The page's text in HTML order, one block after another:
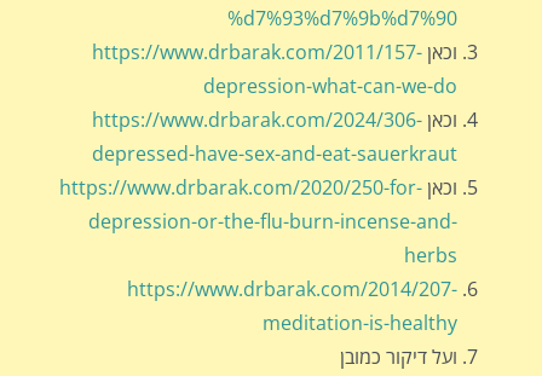
%d7%93%d7%9b%d7%90
וכאן https://www.drbarak.com/2011/157-
depression-what-can-we-do
וכאן https://www.drbarak.com/2024/306-
depressed-have-sex-and-eat-sauerkraut
וכאן https://www.drbarak.com/2020/250-for-
depression-or-the-flu-burn-incense-and-
herbs
https://www.drbarak.com/2014/207-
meditation-is-healthy
ועל דיקור כמובן